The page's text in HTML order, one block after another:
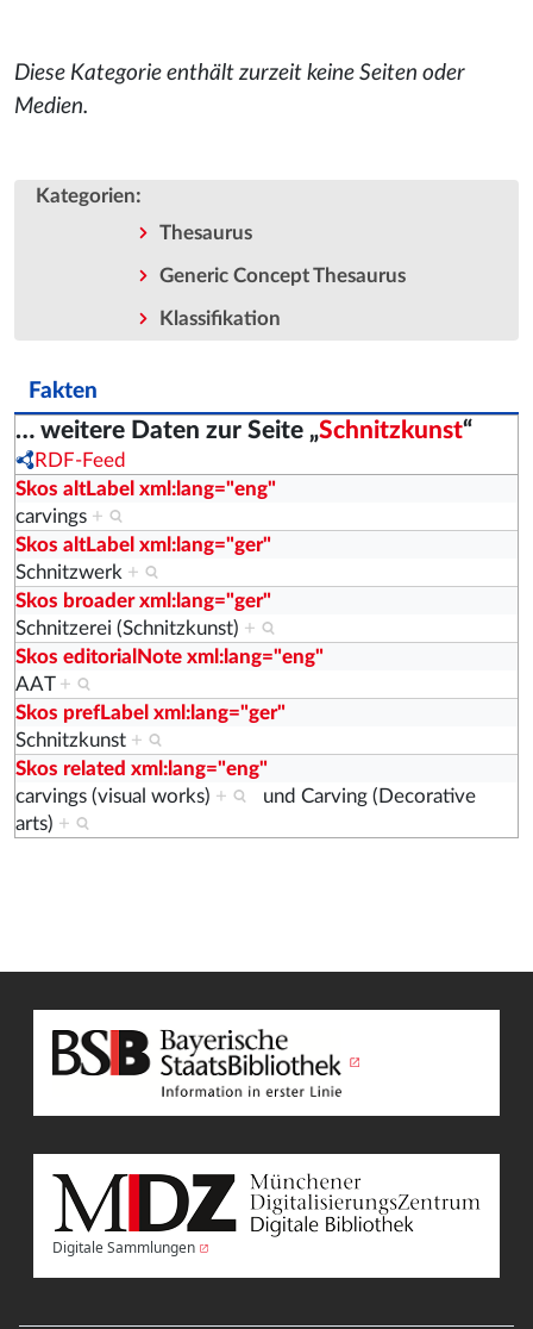
Diese Kategorie enthält zurzeit keine Seiten oder
Medien.
Kategorien:
Thesaurus
Generic Concept Thesaurus
Klassifikation
Fakten
… weitere Daten zur Seite „Schnitzkunst“
RDF-Feed
Skos altLabel xml:lang="eng"
carvings +
Skos altLabel xml:lang="ger"
Schnitzwerk +
Skos broader xml:lang="ger"
Schnitzerei (Schnitzkunst) +
Skos editorialNote xml:lang="eng"
AAT +
Skos prefLabel xml:lang="ger"
Schnitzkunst +
Skos related xml:lang="eng"
carvings (visual works) + und Carving (Decorative
arts) +
Digitale Sammlungen